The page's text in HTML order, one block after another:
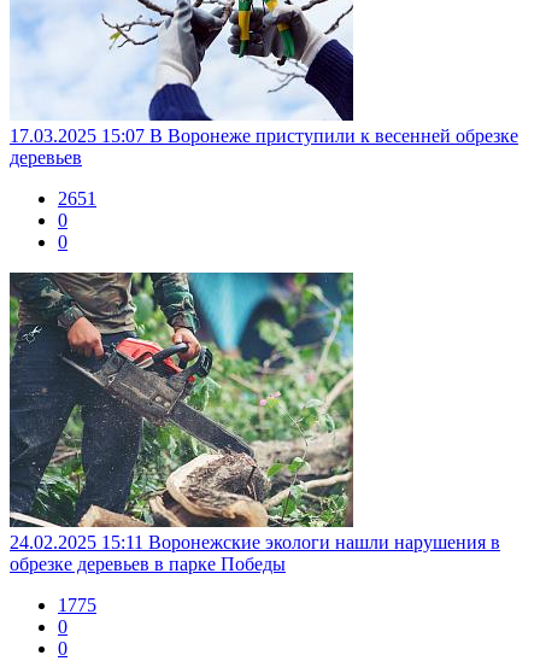
17.03.2025 15:07 В Воронеже приступили к весенней обрезке
деревьев
2651
0
0
24.02.2025 15:11 Воронежские экологи нашли нарушения в
обрезке деревьев в парке Победы
1775
0
0